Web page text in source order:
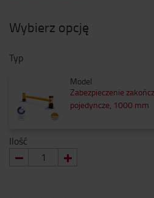
Wybierz opcję
Typ
Model
Zabezpieczenie
pojedyncze, 1000 mm
Ilość